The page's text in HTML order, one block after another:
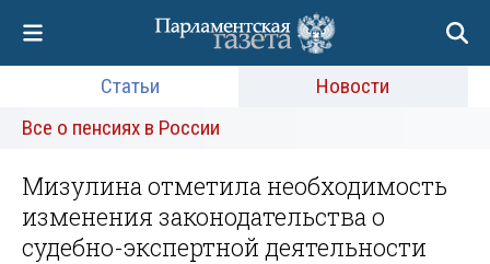
Статьи
Новости
Все о пенсиях в России
Мизулина отметила необходимость
изменения законодательства о
судебно-экспертной деятельности